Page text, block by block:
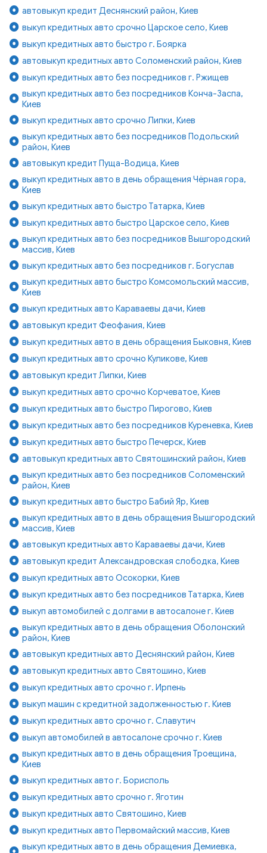
автовыкуп кредит Деснянский район, Киев
выкуп кредитных авто срочно Царское село, Киев
выкуп кредитных авто быстро г. Боярка
автовыкуп кредитных авто Соломенский район, Киев
выкуп кредитных авто без посредников г. Ржищев
выкуп кредитных авто без посредников Конча-Заспа,
Киев
выкуп кредитных авто срочно Липки, Киев
выкуп кредитных авто без посредников Подольский
район, Киев
автовыкуп кредит Пуща-Водица, Киев
выкуп кредитных авто в день обращения Чёрная гора,
Киев
выкуп кредитных авто быстро Татарка, Киев
выкуп кредитных авто быстро Царское село, Киев
выкуп кредитных авто без посредников Вышгородский
массив, Киев
выкуп кредитных авто без посредников г. Богуслав
выкуп кредитных авто быстро Комсомольский массив,
Киев
выкуп кредитных авто Караваевы дачи, Киев
автовыкуп кредит Феофания, Киев
выкуп кредитных авто в день обращения Быковня, Киев
выкуп кредитных авто срочно Куликове, Киев
автовыкуп кредит Липки, Киев
выкуп кредитных авто срочно Корчеватое, Киев
выкуп кредитных авто быстро Пирогово, Киев
выкуп кредитных авто без посредников Куреневка, Киев
выкуп кредитных авто быстро Печерск, Киев
автовыкуп кредитных авто Святошинский район, Киев
выкуп кредитных авто без посредников Соломенский
район, Киев
выкуп кредитных авто быстро Бабий Яр, Киев
выкуп кредитных авто в день обращения Вышгородский
массив, Киев
автовыкуп кредитных авто Караваевы дачи, Киев
автовыкуп кредит Александровская слободка, Киев
выкуп кредитных авто Осокорки, Киев
выкуп кредитных авто без посредников Татарка, Киев
выкуп автомобилей с долгами в автосалоне г. Киев
выкуп кредитных авто в день обращения Оболонский
район, Киев
автовыкуп кредитных авто Деснянский район, Киев
автовыкуп кредитных авто Святошино, Киев
выкуп кредитных авто срочно г. Ирпень
выкуп машин с кредитной задолженностью г. Киев
выкуп кредитных авто срочно г. Славутич
выкуп автомобилей в автосалоне срочно г. Киев
выкуп кредитных авто в день обращения Троещина,
Киев
выкуп кредитных авто г. Борисполь
выкуп кредитных авто срочно г. Яготин
выкуп кредитных авто Святошино, Киев
выкуп кредитных авто Первомайский массив, Киев
выкуп кредитных авто в день обращения Демиевка,